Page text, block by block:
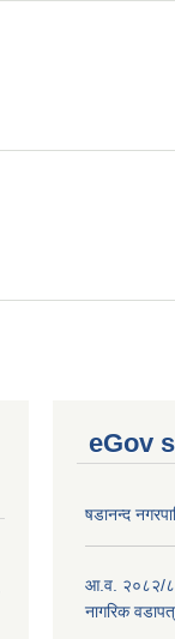
eGov
षडानन्द
आ.व. २०८२/८३
नागरिक